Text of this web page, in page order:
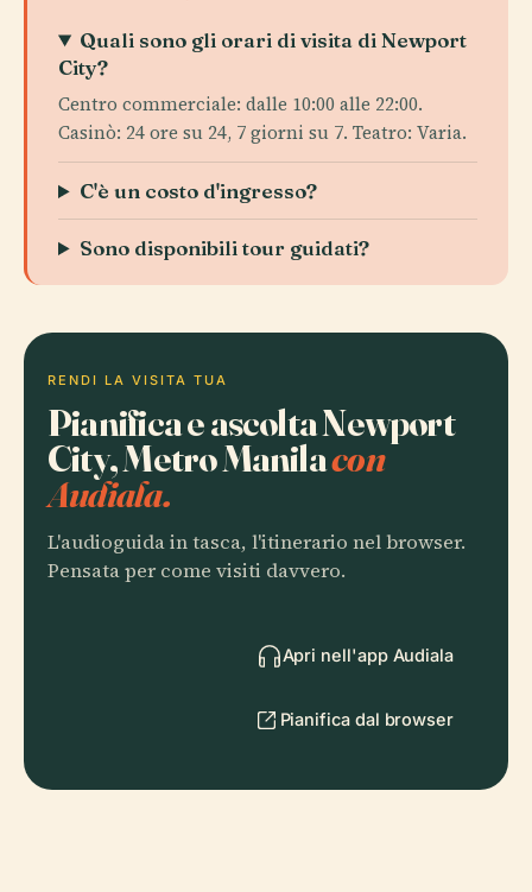
Quali sono gli orari di visita di Newport
City?
Centro commerciale: dalle 10:00 alle 22:00.
Casinò: 24 ore su 24, 7 giorni su 7. Teatro: Varia.
C'è un costo d'ingresso?
Sono disponibili tour guidati?
RENDI LA VISITA TUA
Pianifica e ascolta Newport
City, Metro Manilacon
Audiala.
L'audioguida in tasca, l'itinerario nel browser.
Pensata per come visiti davvero.
Apri nell'app Audiala
Pianifica dal browser